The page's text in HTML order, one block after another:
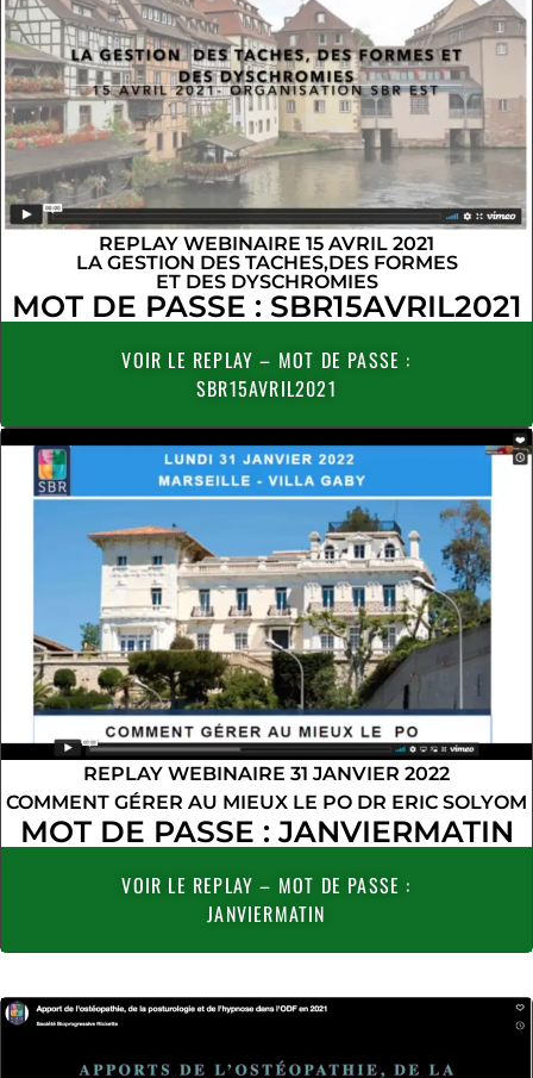
REPLAY WEBINAIRE 15 AVRIL 2021
LA GESTION DES TACHES,DES FORMES
ET DES DYSCHROMIES
MOT DE PASSE : SBR15AVRIL2021
VOIR LE REPLAY – MOT DE PASSE :
SBR15AVRIL2021
REPLAY WEBINAIRE 31 JANVIER 2022
COMMENT GÉRER AU MIEUX LE PO DR ERIC SOLYOM
MOT DE PASSE : JANVIERMATIN
VOIR LE REPLAY – MOT DE PASSE :
JANVIERMATIN